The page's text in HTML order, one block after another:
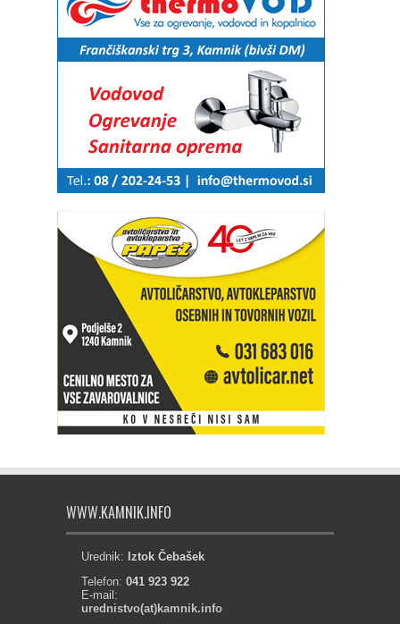
WWW.KAMNIK.INFO
Urednik: Iztok Čebašek
Telefon: 041 923 922
E-mail:
urednistvo(at)kamnik.info